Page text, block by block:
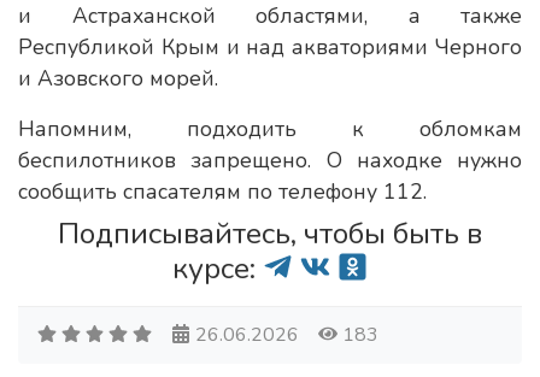
и Астраханской областями, а также
Республикой Крым и над акваториями Черного
и Азовского морей.
Напомним, подходить к обломкам
беспилотников запрещено. О находке нужно
сообщить спасателям по телефону 112.
Подписывайтесь, чтобы быть в
курсе:
26.06.2026 183